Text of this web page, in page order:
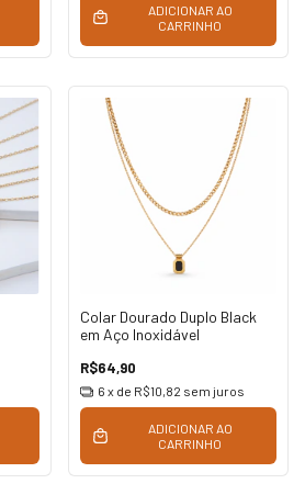
ADICIONAR AO
CARRINHO
Colar Dourado Duplo Black
em Aço Inoxidável
R$64,90
6 x de R$10,82 sem juros
ADICIONAR AO
CARRINHO